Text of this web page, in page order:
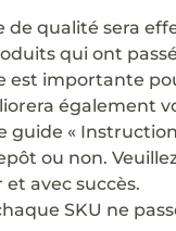
de qualité sera
qui ont
est importante
également
guide «
ou non.
avec succès.
SKU ne